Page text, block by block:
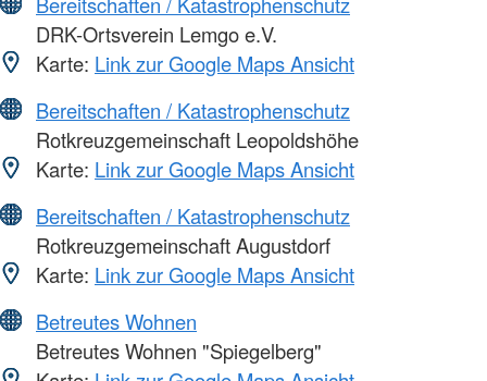
DRK-Ortsverein Lemgo e.V.
Karte: Link zur Google Maps Ansicht
Bereitschaften / Katastrophenschutz
Rotkreuzgemeinschaft Leopoldshöhe
Karte: Link zur Google Maps Ansicht
Bereitschaften / Katastrophenschutz
Rotkreuzgemeinschaft Augustdorf
Karte: Link zur Google Maps Ansicht
Betreutes Wohnen
Betreutes Wohnen "Spiegelberg"